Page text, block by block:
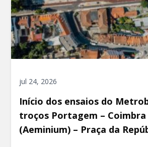
jul 24, 2026
Início dos ensaios do
troços Portagem –
(Aeminium) – Praça da